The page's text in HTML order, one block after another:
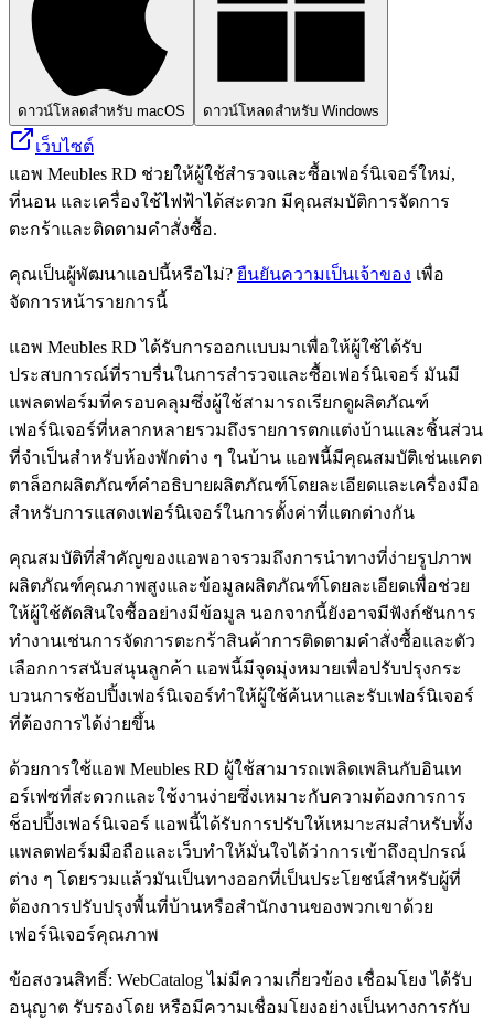
ดาวน์โหลดสำหรับ macOS ดาวน์โหลดสำหรับ Windows
เว็บไซต์
แอพ Meubles RD ช่วยให้ผู้ใช้สำรวจและซื้อเฟอร์นิเจอร์ใหม่,
ที่นอน และเครื่องใช้ไฟฟ้าได้สะดวก มีคุณสมบัติการจัดการ
ตะกร้าและติดตามคำสั่งซื้อ.
คุณเป็นผู้พัฒนาแอปนี้หรือไม่? ยืนยันความเป็นเจ้าของ เพื่อ
จัดการหน้ารายการนี้
แอพ Meubles RD ได้รับการออกแบบมาเพื่อให้ผู้ใช้ได้รับ
ประสบการณ์ที่ราบรื่นในการสำรวจและซื้อเฟอร์นิเจอร์ มันมี
แพลตฟอร์มที่ครอบคลุมซึ่งผู้ใช้สามารถเรียกดูผลิตภัณฑ์
เฟอร์นิเจอร์ที่หลากหลายรวมถึงรายการตกแต่งบ้านและชิ้นส่วน
ที่จำเป็นสำหรับห้องพักต่าง ๆ ในบ้าน แอพนี้มีคุณสมบัติเช่นแคต
ตาล็อกผลิตภัณฑ์คำอธิบายผลิตภัณฑ์โดยละเอียดและเครื่องมือ
สำหรับการแสดงเฟอร์นิเจอร์ในการตั้งค่าที่แตกต่างกัน
คุณสมบัติที่สำคัญของแอพอาจรวมถึงการนำทางที่ง่ายรูปภาพ
ผลิตภัณฑ์คุณภาพสูงและข้อมูลผลิตภัณฑ์โดยละเอียดเพื่อช่วย
ให้ผู้ใช้ตัดสินใจซื้ออย่างมีข้อมูล นอกจากนี้ยังอาจมีฟังก์ชันการ
ทำงานเช่นการจัดการตะกร้าสินค้าการติดตามคำสั่งซื้อและตัว
เลือกการสนับสนุนลูกค้า แอพนี้มีจุดมุ่งหมายเพื่อปรับปรุงกระ
บวนการช้อปปิ้งเฟอร์นิเจอร์ทำให้ผู้ใช้ค้นหาและรับเฟอร์นิเจอร์
ที่ต้องการได้ง่ายขึ้น
ด้วยการใช้แอพ Meubles RD ผู้ใช้สามารถเพลิดเพลินกับอินเท
อร์เฟซที่สะดวกและใช้งานง่ายซึ่งเหมาะกับความต้องการการ
ช็อปปิ้งเฟอร์นิเจอร์ แอพนี้ได้รับการปรับให้เหมาะสมสำหรับทั้ง
แพลตฟอร์มมือถือและเว็บทำให้มั่นใจได้ว่าการเข้าถึงอุปกรณ์
ต่าง ๆ โดยรวมแล้วมันเป็นทางออกที่เป็นประโยชน์สำหรับผู้ที่
ต้องการปรับปรุงพื้นที่บ้านหรือสำนักงานของพวกเขาด้วย
เฟอร์นิเจอร์คุณภาพ
ข้อสงวนสิทธิ์: WebCatalog ไม่มีความเกี่ยวข้อง เชื่อมโยง ได้รับ
อนุญาต รับรองโดย หรือมีความเชื่อมโยงอย่างเป็นทางการกับ